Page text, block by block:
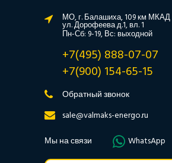
МО, г. Балашиха, 109 км МКАД
ул. Дорофеева д.1, вл. 1
Пн-Сб: 9-19, Вс: выходной
+7(495) 888-07-07
+7(900) 154-65-15
Обратный звонок
sale@valmaks-energo.ru
Мы на связи
WhatsApp